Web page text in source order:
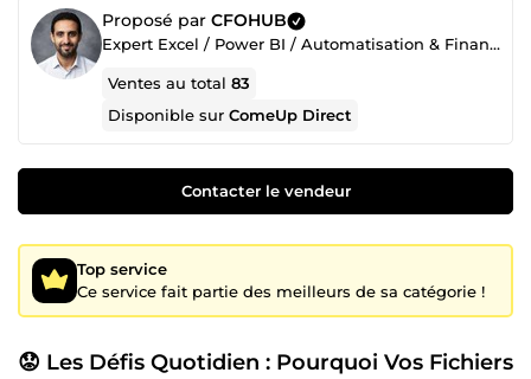
Proposé par CFOHUB
Expert Excel / Power BI / Automatisation & Finance
Ventes au total83
Disponible surComeUp Direct
Contacter le vendeur
Top service
Ce service fait partie des meilleurs de sa catégorie !
😟 Les Défis Quotidien : Pourquoi Vos Fichiers